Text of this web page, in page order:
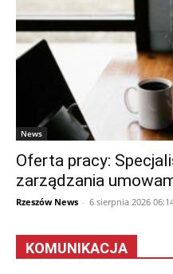
News
Oferta pracy:
zarządzania
Rzeszów News - 6 sierpnia 2026
KOMUNIKACJA